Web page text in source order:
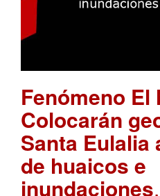
Fenómeno El
Colocarán
Santa Eulalia
de huaicos e
inundaciones